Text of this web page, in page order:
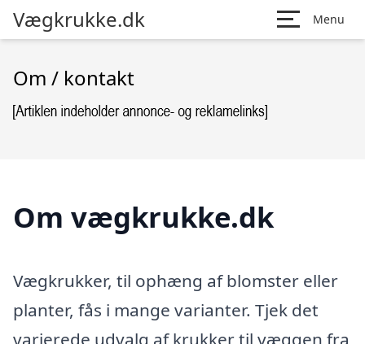
Vægkrukke.dk Menu
Om / kontakt
Om vægkrukke.dk
Vægkrukker, til ophæng af blomster eller
planter, fås i mange varianter. Tjek det
varierede udvalg af krukker til væggen fra